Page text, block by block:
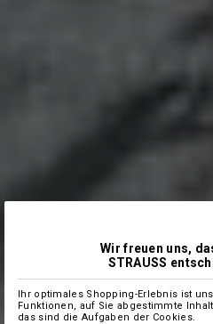
Wir freuen uns,
STRAUSS
Ihr optimales Shopping-Erlebnis ist
Funktionen, auf Sie abgestimmte
das sind die Aufgaben der Cookies.